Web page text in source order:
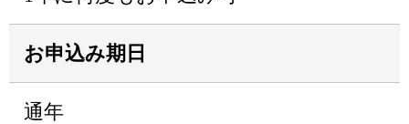
お申込み期日
通年